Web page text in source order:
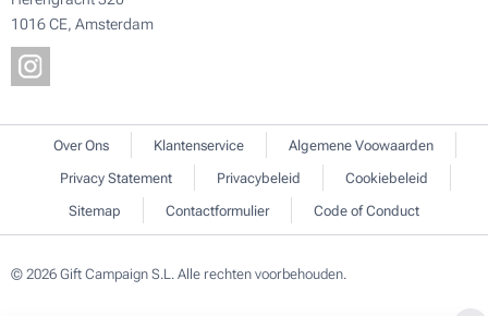
1016 CE, Amsterdam
Over Ons Klantenservice
Algemene Voowaarden
Privacy Statement
Privacybeleid
Cookiebeleid
Sitemap
Contactformulier Code of Conduct
© 2026 Gift Campaign S.L. Alle rechten voorbehouden.